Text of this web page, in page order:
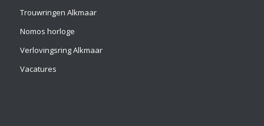
Trouwringen Alkmaar
Nomos horloge
Verlovingsring Alkmaar
Vacatures